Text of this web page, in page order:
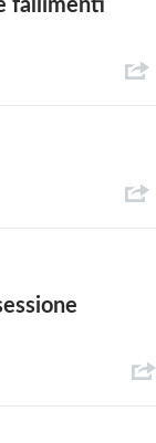
fallimenti